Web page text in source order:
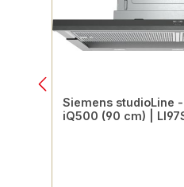
Siemens studioLine
iQ500 (90 cm) |